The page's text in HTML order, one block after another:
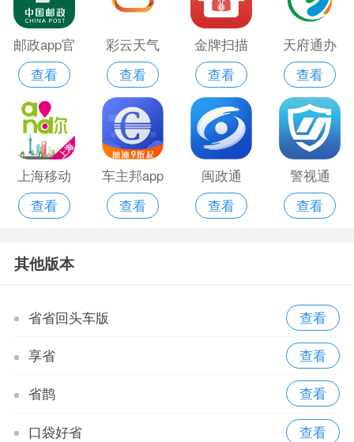
邮政app官
网版
查看
彩云天气
pro破解版
吾爱
查看
金牌扫描
app
查看
天府通办
app官方版
查看
上海移动
app官方版
查看
车主邦app
查看
闽政通
查看
警视通
查看
其他版本
省省回头车版
享省
省鹊
口袋好省